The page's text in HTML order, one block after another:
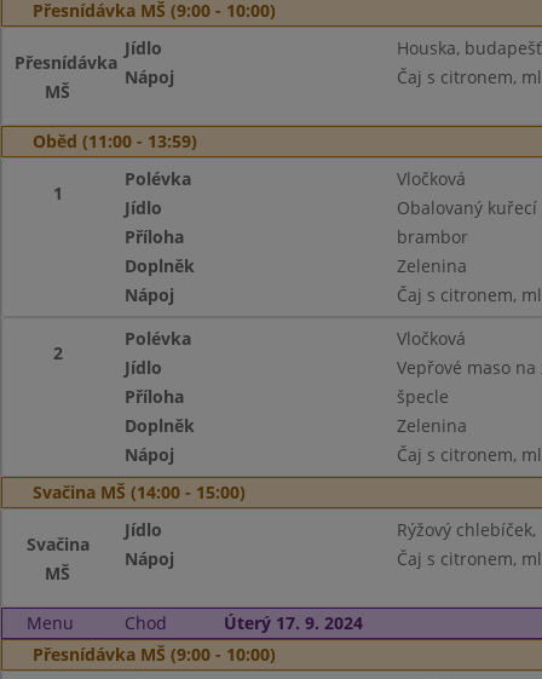
Přesnídávka MŠ (9:00 - 10:00)
Přesnídávka
MŠ
Jídlo
Houska,
Nápoj
Čaj s citronem,
Oběd (11:00 - 13:59)
1
Polévka
Vločková
Jídlo
Obalovaný kuřecí
Příloha
brambor
Doplněk
Zelenina
Nápoj
Čaj s citronem,
2
Polévka
Vločková
Jídlo
Vepřové maso
Příloha
špecle
Doplněk
Zelenina
Nápoj
Čaj s citronem,
Svačina MŠ (14:00 - 15:00)
Svačina
MŠ
Jídlo
Rýžový
Nápoj
Čaj s citronem,
Menu Chod
Úterý 17. 9. 2024
Přesnídávka MŠ (9:00 - 10:00)